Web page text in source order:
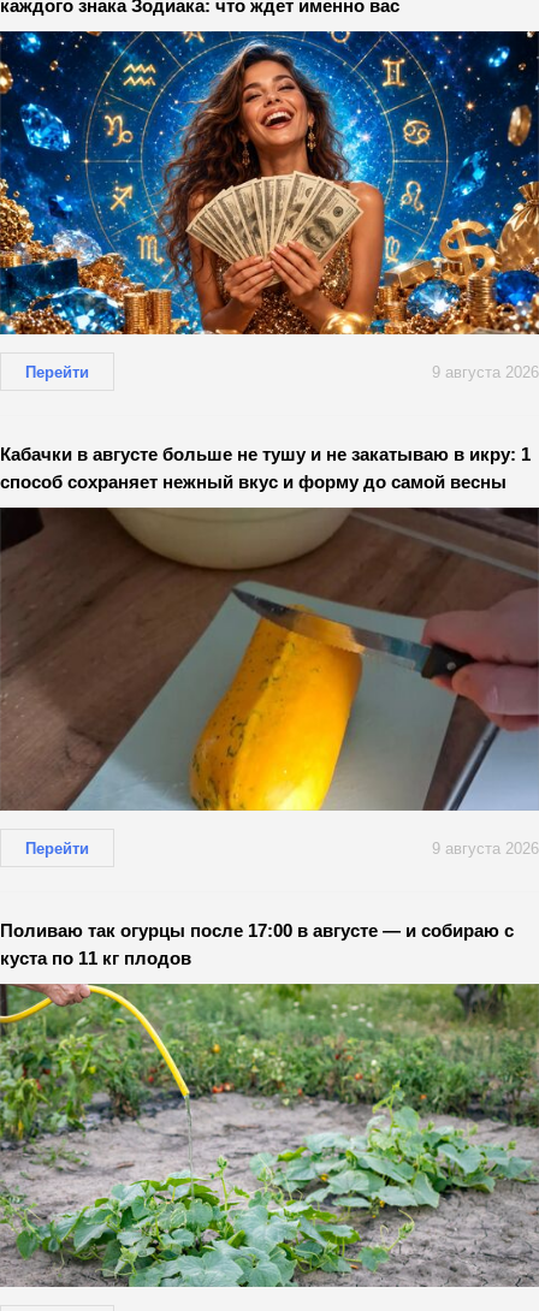
каждого знака Зодиака: что ждет именно вас
Перейти 9 августа 2026
Кабачки в августе больше не тушу и не закатываю в икру: 1
способ сохраняет нежный вкус и форму до самой весны
Перейти 9 августа 2026
Поливаю так огурцы после 17:00 в августе — и собираю с
куста по 11 кг плодов